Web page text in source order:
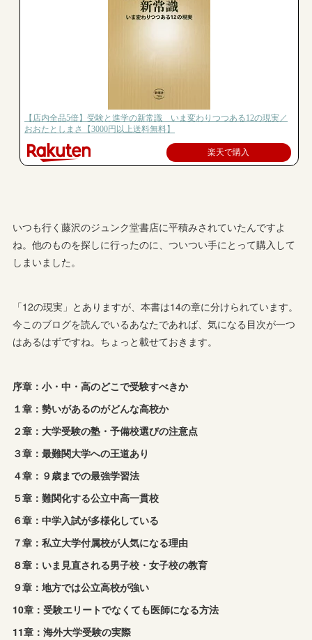
いつも行く藤沢のジュンク堂書店に平積みされていたんですよ
ね。他のものを探しに行ったのに、ついつい手にとって購入して
しまいました。
「12の現実」とありますが、本書は14の章に分けられています。
今このブログを読んでいるあなたであれば、気になる目次が一つ
はあるはずですね。ちょっと載せておきます。
序章：小・中・高のどこで受験すべきか
１章：勢いがあるのがどんな高校か
２章：大学受験の塾・予備校選びの注意点
３章：最難関大学への王道あり
４章：９歳までの最強学習法
５章：難関化する公立中高一貫校
６章：中学入試が多様化している
７章：私立大学付属校が人気になる理由
８章：いま見直される男子校・女子校の教育
９章：地方では公立高校が強い
10章：受験エリートでなくても医師になる方法
11章：海外大学受験の実際